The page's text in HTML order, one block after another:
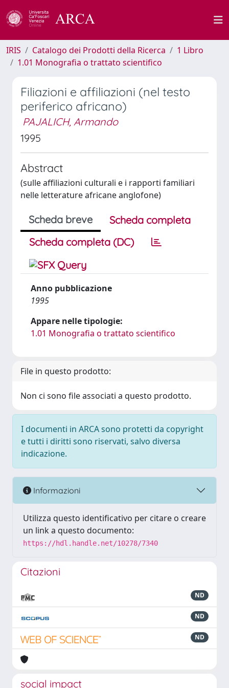
IRIS Catalogo dei Prodotti della Ricerca
1 Libro
1.01 Monografia o trattato scientifico
Filiazioni e affiliazioni (nel testo
periferico africano)
PAJALICH, Armando
1995
Abstract
(sulle affiliazioni culturali e i rapporti familiari
nelle letterature africane anglofone)
Scheda breve
Scheda completa
Scheda completa (DC)
Anno pubblicazione
1995
Appare nelle tipologie:
1.01 Monografia o trattato scientifico
File in questo prodotto:
Non ci sono file associati a questo prodotto.
I documenti in ARCA sono protetti da copyright
e tutti i diritti sono riservati, salvo diversa
indicazione.
Informazioni
Utilizza questo identificativo per citare o creare
un link a questo documento:
https://hdl.handle.net/10278/7340
Citazioni
ND
ND
ND
social impact